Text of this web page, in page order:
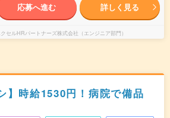
応募へ進む 詳しく見る
セルHRパートナーズ株式会社（エンジニア部門）
】時給1530円！病院で備品